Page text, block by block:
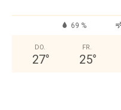
69 %
DO.
27°
FR.
25°